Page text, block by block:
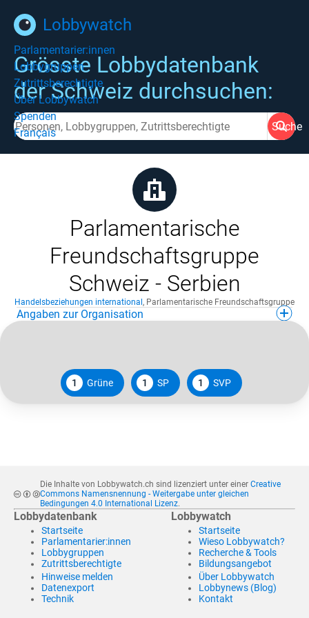
Lobbywatch
Parlamentarier:innen
Lobbygruppen
Zutrittsberechtigte
Über Lobbywatch
Spenden
Français
Grösste Lobbydatenbank
der Schweiz durchsuchen:
Suche
Parlamentarische
Freundschaftsgruppe
Schweiz - Serbien
Handelsbeziehungen international , Parlamentarische Freundschaftsgruppe
Angaben zur Organisation
1 Grüne 1 SP 1 SVP
Die Inhalte von Lobbywatch.ch sind lizenziert unter einer Creative
Commons Namensnennung - Weitergabe unter gleichen
Bedingungen 4.0 International Lizenz.
Lobbydatenbank
Startseite
Parlamentarier:innen
Lobbygruppen
Zutrittsberechtigte
Hinweise melden
Datenexport
Technik
Lobbywatch
Startseite
Wieso Lobbywatch?
Recherche & Tools
Bildungsangebot
Über Lobbywatch
Lobbynews (Blog)
Kontakt